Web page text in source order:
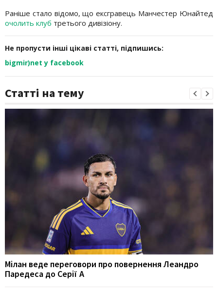
Раніше стало відомо, що ексгравець Манчестер Юнайтед
очолить клуб третього дивізіону.
Не пропусти інші цікаві статті, підпишись:
bigmir)net у facebook
Статті на тему
Мілан веде переговори про повернення Леандро
Паредеса до Серії А